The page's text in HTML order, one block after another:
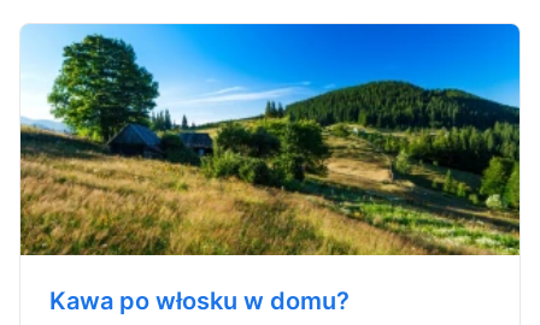
Kawa po włosku w domu?